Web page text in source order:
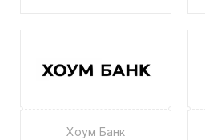
Хоум Банк